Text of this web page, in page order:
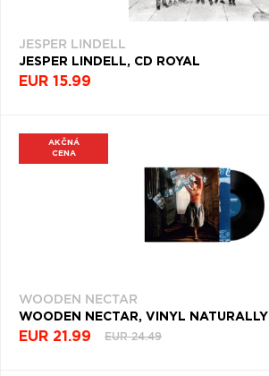
JESPER LINDELL
JESPER LINDELL, CD ROYAL
EUR 15.99
AKČNÁ
CENA
WOODEN NECTAR
WOODEN NECTAR, VINYL NATURALLY
EUR 21.99 EUR 24.49